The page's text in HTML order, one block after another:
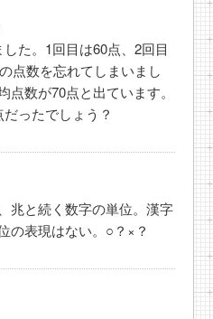
た。1回目は60点、2回目
点数を忘れてしまいまし
数が70点と出ています。
ったでしょう？
兆と続く数字の単位。漢字
の表現はない。○？×？